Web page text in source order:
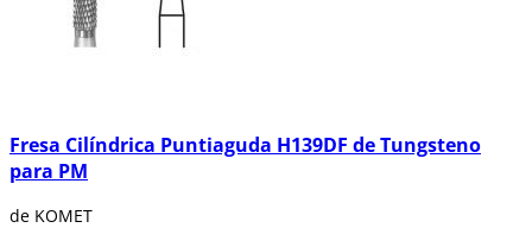
Fresa Cilíndrica Puntiaguda H139DF de Tungsteno
para PM
de KOMET